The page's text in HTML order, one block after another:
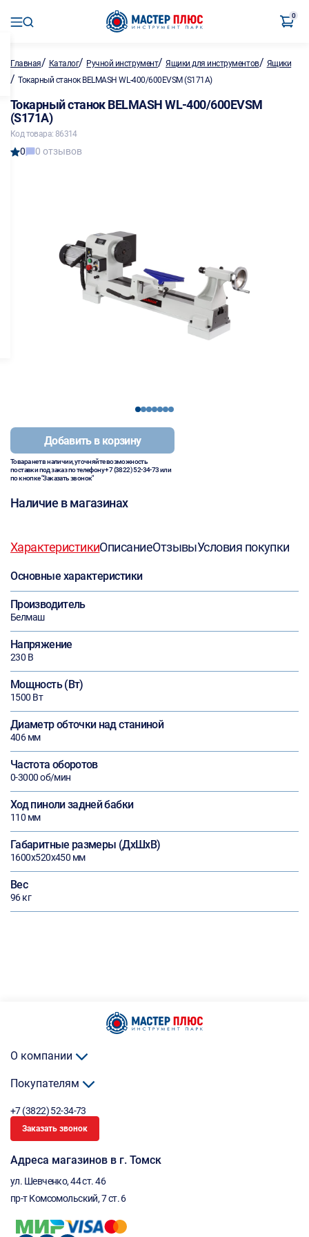
0
Главная/ Каталог/ Ручной инструмент/Ящики для инструментов/ Ящики
/ Токарный станок BELMASH WL-400/600EVSM (S171A)
Токарный станок BELMASH WL-400/600EVSM
(S171A)
Код товара: 86314
0 0 отзывов
1234567
Добавить в корзину
Товара нет в наличии, уточняйте возможность
поставки под заказ по телефону+7 (3822) 52-34-73или
по кнопке "Заказать звонок"
Наличие в магазинах
ХарактеристикиОписаниеОтзывыУсловия покупки
Основные характеристики
Производитель
Белмаш
Напряжение
230 В
Мощность (Вт)
1500 Вт
Диаметр обточки над станиной
406 мм
Частота оборотов
0-3000 об/мин
Ход пиноли задней бабки
110 мм
Габаритные размеры (ДхШхВ)
1600х520х450 мм
Вес
96 кг
О компании
Покупателям
+7 (3822) 52-34-73
Заказать звонок
Адреса магазинов в г. Томск
ул. Шевченко, 44 ст. 46
пр-т Комсомольский, 7 ст. 6